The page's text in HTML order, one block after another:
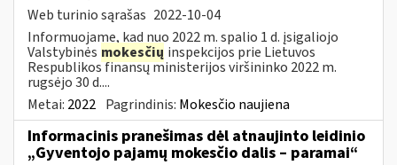
Web turinio sąrašas 2022-10-04
Informuojame, kad nuo 2022 m. spalio 1 d. įsigaliojo
Valstybinės mokesčių inspekcijos prie Lietuvos
Respublikos finansų ministerijos viršininko 2022 m.
rugsėjo 30 d....
Metai: 2022 Pagrindinis: Mokesčio naujiena
Informacinis pranešimas dėl atnaujinto leidinio
„Gyventojo pajamų mokesčio dalis – paramai“